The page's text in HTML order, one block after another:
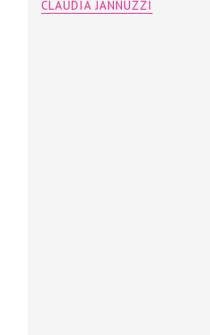
CLAUDIA JANNUZZI